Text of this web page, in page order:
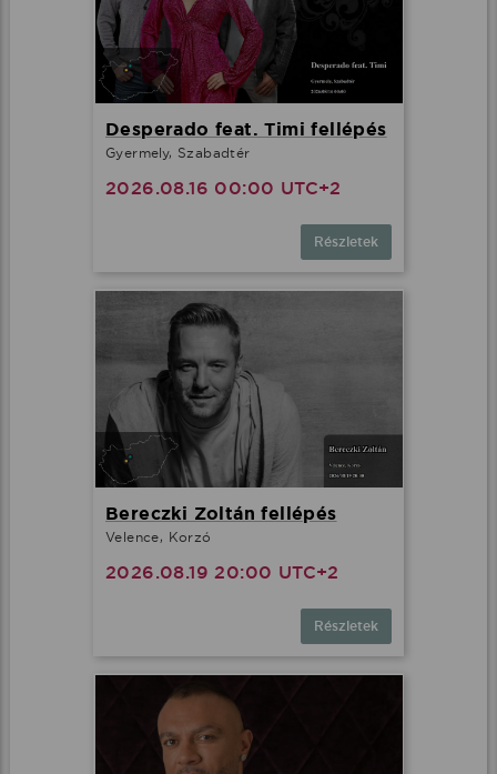
Desperado feat. Timi fellépés
Gyermely, Szabadtér
2026.08.16 00:00 UTC+2
Részletek
Bereczki Zoltán fellépés
Velence, Korzó
2026.08.19 20:00 UTC+2
Részletek